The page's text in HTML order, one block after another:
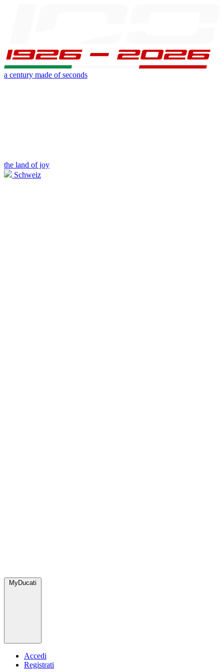
a century made of seconds
the land of joy
Schweiz
MyDucati
Accedi
Registrati